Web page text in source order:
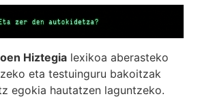
Hiztegia lexikoa aberasteko
eta testuinguru bakoitzak
egokia hautatzen laguntzeko.